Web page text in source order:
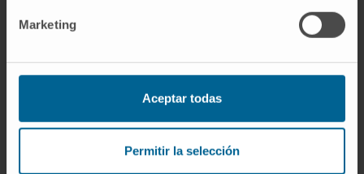
Marketing
Aceptar todas
Permitir la selección
cuidado integral. El objetivo del tratamiento en
el contexto de la recidiva puede variar desde
que se centra en aliviar los síntomas y mejorar
la calidad de vida.
© Clínica Universidad de Navarra 2023